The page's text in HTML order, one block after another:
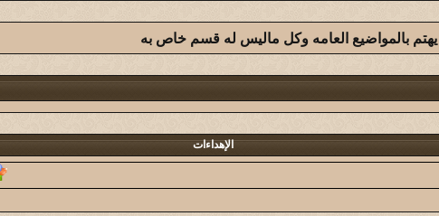
يهتم بالمواضيع العامه وكل ماليس له قسم خاص به
الإهداءات